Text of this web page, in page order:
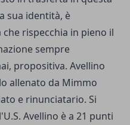
sua identità, è
rispecchia in pieno il
sempre
propositiva. Avellino
allenato da Mimmo
e rinunciatario. Si
Avellino è a 21 punti